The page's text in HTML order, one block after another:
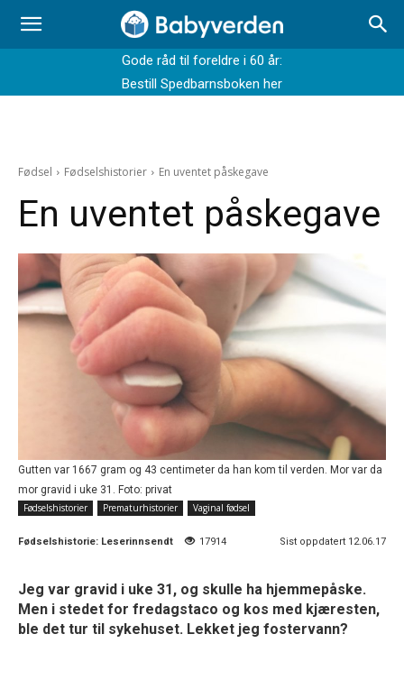
Gode råd til foreldre i 60 år:
Bestill Spedbarnsboken her
Fødsel Fødselshistorier En uventet påskegave
En uventet påskegave
Gutten var 1667 gram og 43 centimeter da han kom til verden. Mor var da
mor gravid i uke 31. Foto: privat
Fødselshistorier
Prematurhistorier Vaginal fødsel
Fødselshistorie: Leserinnsendt 17914 Sist oppdatert 12.06.17
Jeg var gravid i uke 31, og skulle ha hjemmepåske.
Men i stedet for fredagstaco og kos med kjæresten,
ble det tur til sykehuset. Lekket jeg fostervann?